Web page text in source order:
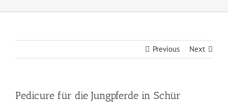
Previous Next
Pedicure für die Jungpferde in Schür